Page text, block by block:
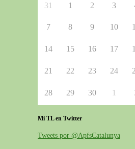
31 1 2 3
7 8 9 10
14 15 16 17
21 22 23 24
28 29 30 1
Mi TL en Twitter
Tweets por @ApfsCatalunya